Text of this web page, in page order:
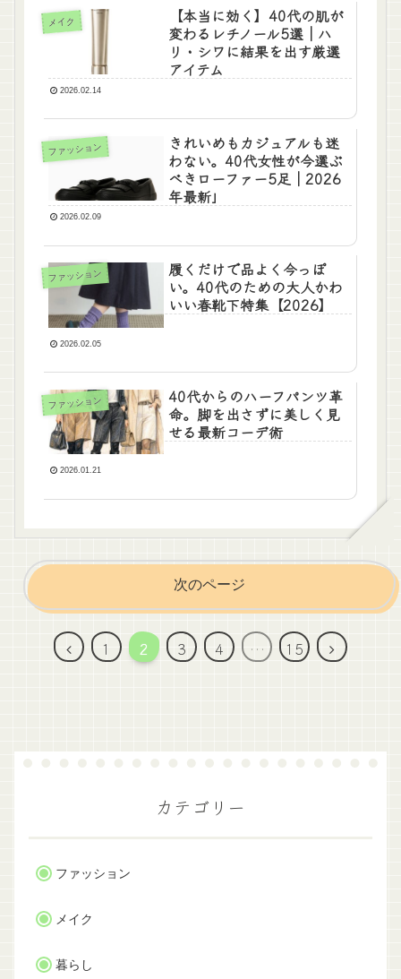
メイク
【本当に効く】40代の肌が
変わるレチノール5選｜ハ
リ・シワに結果を出す厳選
アイテム
2026.02.14
ファッション
きれいめもカジュアルも迷
わない。40代女性が今選ぶ
べきローファー5足｜2026
年最新」
2026.02.09
ファッション
履くだけで品よく今っぽ
い。40代のための大人かわ
いい春靴下特集【2026】
2026.02.05
ファッション
40代からのハーフパンツ革
命。脚を出さずに美しく見
せる最新コーデ術
2026.01.21
次のページ
前
1 2 3 4 … 15
次
カテゴリー
ファッション
メイク
暮らし